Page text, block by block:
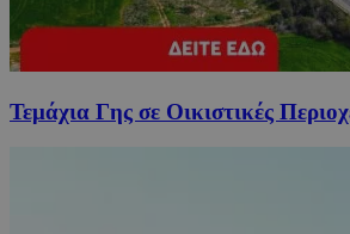
Τεμάχια Γης σε Οικιστικές